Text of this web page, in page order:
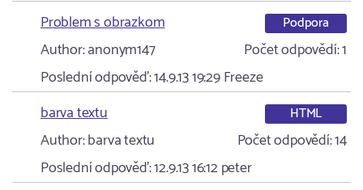
Problem s obrazkom
Podpora
Author:anonym147 Počet odpovědí:1
Poslední odpověď:14.9.13 19:29Freeze
barva textu
HTML
Author:barva textu Počet odpovědí:14
Poslední odpověď:12.9.13 16:12peter